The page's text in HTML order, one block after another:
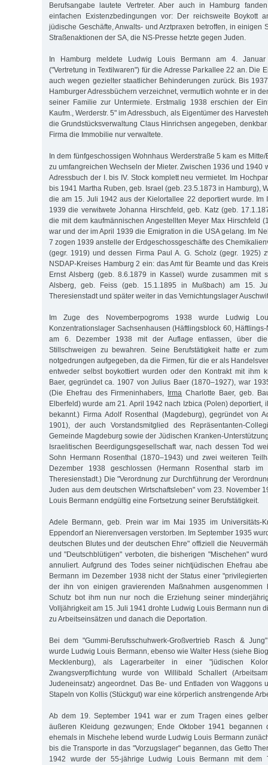
Berufsangabe lautete Vertreter. Aber auch in Hamburg
einfachen Existenzbedingungen vor: Der reichsweite Boykott
jüdische Geschäfte, Anwalts- und Arztpraxen betroffen, in einigen
Straßenaktionen der SA, die NS-Presse hetzte gegen Juden.
In Hamburg meldete Ludwig Louis Bermann am 4.
("Vertretung in Textilwaren") für die Adresse Parkallee 22 an. Die
auch wegen gezielter staatlicher Behinderungen zurück. Bis
Hamburger Adressbüchern verzeichnet, vermutlich wohnte er in
seiner Familie zur Untermiete. Erstmalig 1938 erschien der
Kaufm., Werderstr. 5" im Adressbuch, als Eigentümer des
die Grundstücksverwaltung Claus Hinrichsen angegeben,
Firma die Immobilie nur verwaltete.
In dem fünfgeschossigen Wohnhaus Werderstraße 5 kam es
zu umfangreichen Wechseln der Mieter. Zwischen 1936 und 1940
Adressbuch der I. bis IV. Stock komplett neu vermietet. Im
bis 1941 Martha Ruben, geb. Israel (geb. 23.5.1873 in Hamburg),
die am 15. Juli 1942 aus der Kielortallee 22 deportiert wurde. Im
1939 die verwitwete Johanna Hirschfeld, geb. Katz (geb.
die mit dem kaufmännischen Angestellten Meyer Max Hirschfeld
war und der im April 1939 die Emigration in die USA gelang. Im
7 zogen 1939 anstelle der Erdgeschossgeschäfte des
(gegr. 1919) und dessen Firma Paul A. G. Scholz (gegr. 1925)
NSDAP-Kreises Hamburg 2 ein: das Amt für Beamte und das
Ernst Alsberg (geb. 8.6.1879 in Kassel) wurde zusammen mit
Alsberg, geb. Feiss (geb. 15.1.1895 in Mußbach) am 15.
Theresienstadt und später weiter in das Vernichtungslager
Im Zuge des Novemberpogroms 1938 wurde Ludwig
Konzentrationslager Sachsenhausen (Häftlingsblock 60,
am 6. Dezember 1938 mit der Auflage entlassen, über
Stillschweigen zu bewahren. Seine Berufstätigkeit hatte er
notgedrungen aufgegeben, da die Firmen, für die er als
entweder selbst boykottiert wurden oder den Kontrakt mit ihm
Baer, gegründet ca. 1907 von Julius Baer (1870–1927), war
(Die Ehefrau des Firmeninhabers,
Irma Charlotte Baer, geb.
Elberfeld) wurde am 21. April 1942 nach Izbica (Polen) deportiert,
bekannt.) Firma Adolf Rosenthal (Magdeburg), gegründet von
1901), der auch Vorstandsmitglied des Repräsentanten-
Gemeinde Magdeburg sowie der Jüdischen Kranken-
Israelitischen Beerdigungsgesellschaft war, nach dessen Tod
Sohn Hermann Rosenthal (1870–1943) und zwei weiteren
Dezember 1938 geschlossen (Hermann Rosenthal starb
Theresienstadt.) Die "Verordnung zur Durchführung der
Juden aus dem deutschen Wirtschaftsleben" vom 23. November
Louis Bermann endgültig eine Fortsetzung seiner Berufstätigkeit.
Adele Bermann, geb. Prein war im Mai 1935 im Universitäts-
Eppendorf an Nierenversagen verstorben. Im September 1935
deutschen Blutes und der deutschen Ehre" offiziell die
und "Deutschblütigen" verboten, die bisherigen "Mischehen"
annuliert. Aufgrund des Todes seiner nichtjüdischen Ehefrau
Bermann im Dezember 1938 nicht der Status einer
der ihn von einigen gravierenden Maßnahmen ausgenommen
Schutz bot ihm nun nur noch die Erziehung seiner
Volljährigkeit am 15. Juli 1941 drohte Ludwig Louis Bermann nun
zu Arbeitseinsätzen und danach die Deportation.
Bei dem "Gummi-Berufsschuhwerk-Großvertrieb Rasch &
wurde Ludwig Louis Bermann, ebenso wie Walter Hess (siehe
Mecklenburg), als Lagerarbeiter in einer "jüdischen
Zwangsverpflichtung wurde von Willibald Schallert
Judeneinsatz) angeordnet. Das Be- und Entladen von Waggons
Stapeln von Kollis (Stückgut) war eine körperlich anstrengende
Ab dem 19. September 1941 war er zum Tragen eines
äußeren Kleidung gezwungen; Ende Oktober 1941 begannen
ehemals in Mischehe lebend wurde Ludwig Louis Bermann
bis die Transporte in das "Vorzugslager" begannen, das Getto
1942 wurde der 55-jährige Ludwig Louis Bermann mit dem